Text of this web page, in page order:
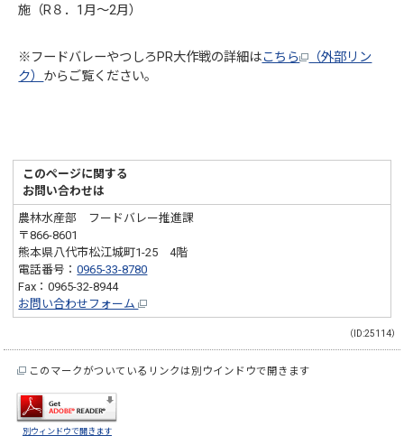
施（R８．1月～2月）
※フードバレーやつしろPR大作戦の詳細はこちら
（外部リン
ク） からご覧ください。
このページに関する
お問い合わせは
農林水産部 フードバレー推進課
〒866-8601
熊本県八代市松江城町1-25 4階
電話番号：0965-33-8780
Fax：0965-32-8944
お問い合わせフォーム
（ID:25114）
このマークがついているリンクは別ウインドウで開きます
別ウィンドウで開きます